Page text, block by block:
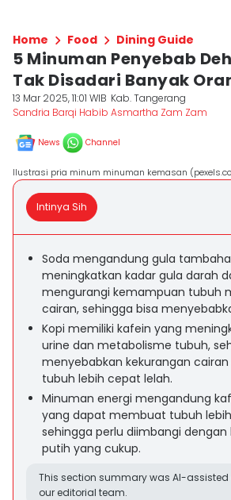
Home Food Dining Guide
5 Minuman Penyebab
Tak Disadari Banyak
13 Mar 2025, 11:01 WIB Kab. Tangerang
Sandria Barqi Habib Asmartha Zam Zam
News Channel
Ilustrasi pria minum minuman kemasan
Intinya Sih
Soda mengandung gula
meningkatkan kadar gula darah
mengurangi kemampuan tubuh
cairan, sehingga bisa
Kopi memiliki kafein yang
urine dan metabolisme tubuh,
menyebabkan kekurangan
tubuh lebih cepat lelah.
Minuman energi mengandung
yang dapat membuat tubuh
sehingga perlu diimbangi dengan
putih yang cukup.
This section summary was AI-
our editorial team.